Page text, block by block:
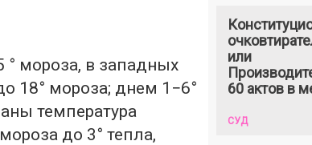
мороза, в западных
18° мороза; днем 1−6°
температура
до 3° тепла,
или
60 актов в
СУД